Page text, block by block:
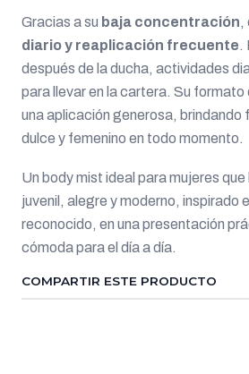
Gracias a su baja concentración,
diario y reaplicación frecuente.
después de la ducha, actividades
para llevar en la cartera. Su formato
una aplicación generosa, brindando
dulce y femenino en todo momento.
Un body mist ideal para mujeres
juvenil, alegre y moderno, inspirado
reconocido, en una presentación
cómoda para el día a día.
COMPARTIR ESTE PRODUCTO